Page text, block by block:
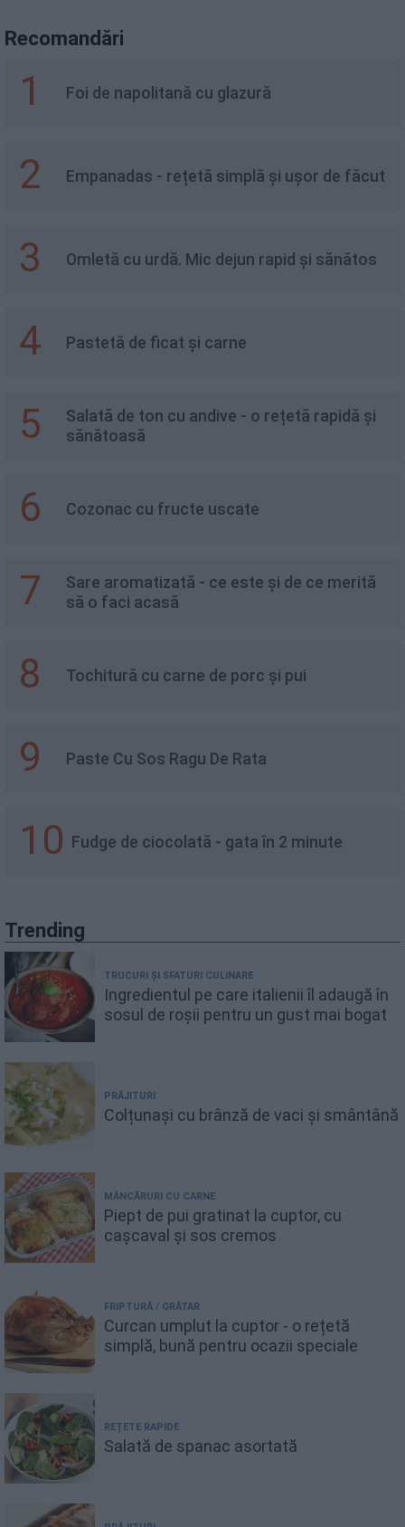
Recomandări
1 Foi de napolitană cu glazură
2 Empanadas - rețetă simplă și ușor de făcut
3 Omletă cu urdă. Mic dejun rapid și sănătos
4 Pastetă de ficat și carne
5
Salată de ton cu andive - o rețetă rapidă și
sănătoasă
6 Cozonac cu fructe uscate
7
Sare aromatizată - ce este și de ce merită
să o faci acasă
8 Tochitură cu carne de porc și pui
9 Paste Cu Sos Ragu De Rata
10 Fudge de ciocolată - gata în 2 minute
Trending
TRUCURI ȘI SFATURI CULINARE
Ingredientul pe care italienii îl adaugă în
sosul de roșii pentru un gust mai bogat
PRĂJITURI
Colțunași cu brânză de vaci și smântână
MÂNCĂRURI CU CARNE
Piept de pui gratinat la cuptor, cu
cașcaval și sos cremos
FRIPTURĂ / GRĂTAR
Curcan umplut la cuptor - o rețetă
simplă, bună pentru ocazii speciale
REȚETE RAPIDE
Salată de spanac asortată